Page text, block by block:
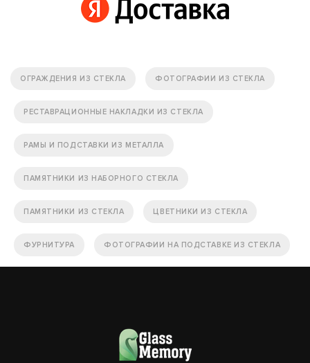
ОГРАЖДЕНИЯ ИЗ СТЕКЛА ФОТОГРАФИИ ИЗ СТЕКЛА
РЕСТАВРАЦИОННЫЕ НАКЛАДКИ ИЗ СТЕКЛА
РАМЫ И ПОДСТАВКИ ИЗ МЕТАЛЛА
ПАМЯТНИКИ ИЗ НАБОРНОГО СТЕКЛА
ПАМЯТНИКИ ИЗ СТЕКЛА ЦВЕТНИКИ ИЗ СТЕКЛА
ФУРНИТУРА ФОТОГРАФИИ НА ПОДСТАВКЕ ИЗ СТЕКЛА